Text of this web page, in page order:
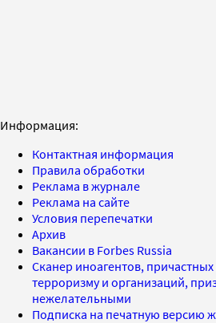
Информация:
Контактная информация
Правила обработки
Реклама в журнале
Реклама на сайте
Условия перепечатки
Архив
Вакансии в Forbes Russia
Сканер иноагентов, причастных
терроризму и организаций,
нежелательными
Подписка на печатную версию